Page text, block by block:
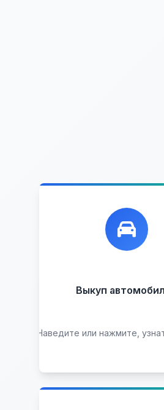
Выкуп
Наведите или нажмите,
Лучшие
выкупу автомобилей,
Узнать